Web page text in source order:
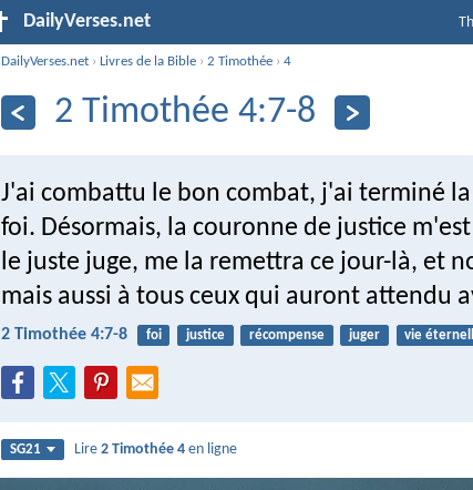
DailyVerses.net
DailyVerses.net ›Livres de la Bible ›2 Timothée ›4
2 Timothée 4:7-8
J'ai combattu le bon combat, j'ai terminé
foi. Désormais, la couronne de justice m'est
le juste juge, me la remettra ce jour-là, et
mais aussi à tous ceux qui auront attendu
2 Timothée 4:7-8 foi justice récompense juger vie
SG21 Lire2 Timothée 4 en ligne